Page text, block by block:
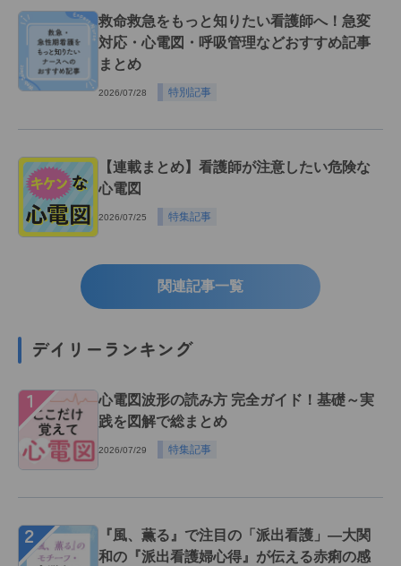
救命救急をもっと知りたい看護師へ！急変
対応・心電図・呼吸管理などおすすめ記事
まとめ
2026/07/28 特別記事
【連載まとめ】看護師が注意したい危険な
心電図
2026/07/25 特集記事
関連記事一覧
デイリーランキング
１
心電図波形の読み方 完全ガイド！基礎～実
践を図解で総まとめ
2026/07/29 特集記事
２
『風、薫る』で注目の「派出看護」―大関
和の『派出看護婦心得』が伝える赤痢の感